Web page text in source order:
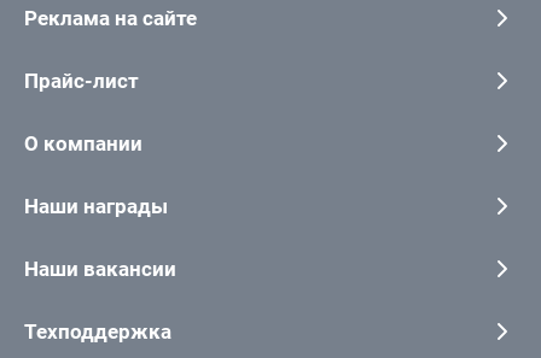
Реклама на сайте
Прайс-лист
О компании
Наши награды
Наши вакансии
Техподдержка